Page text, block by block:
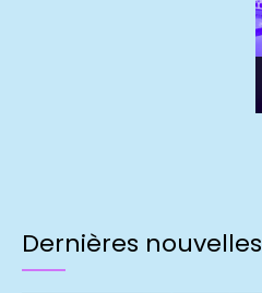
Dernières nouvelles